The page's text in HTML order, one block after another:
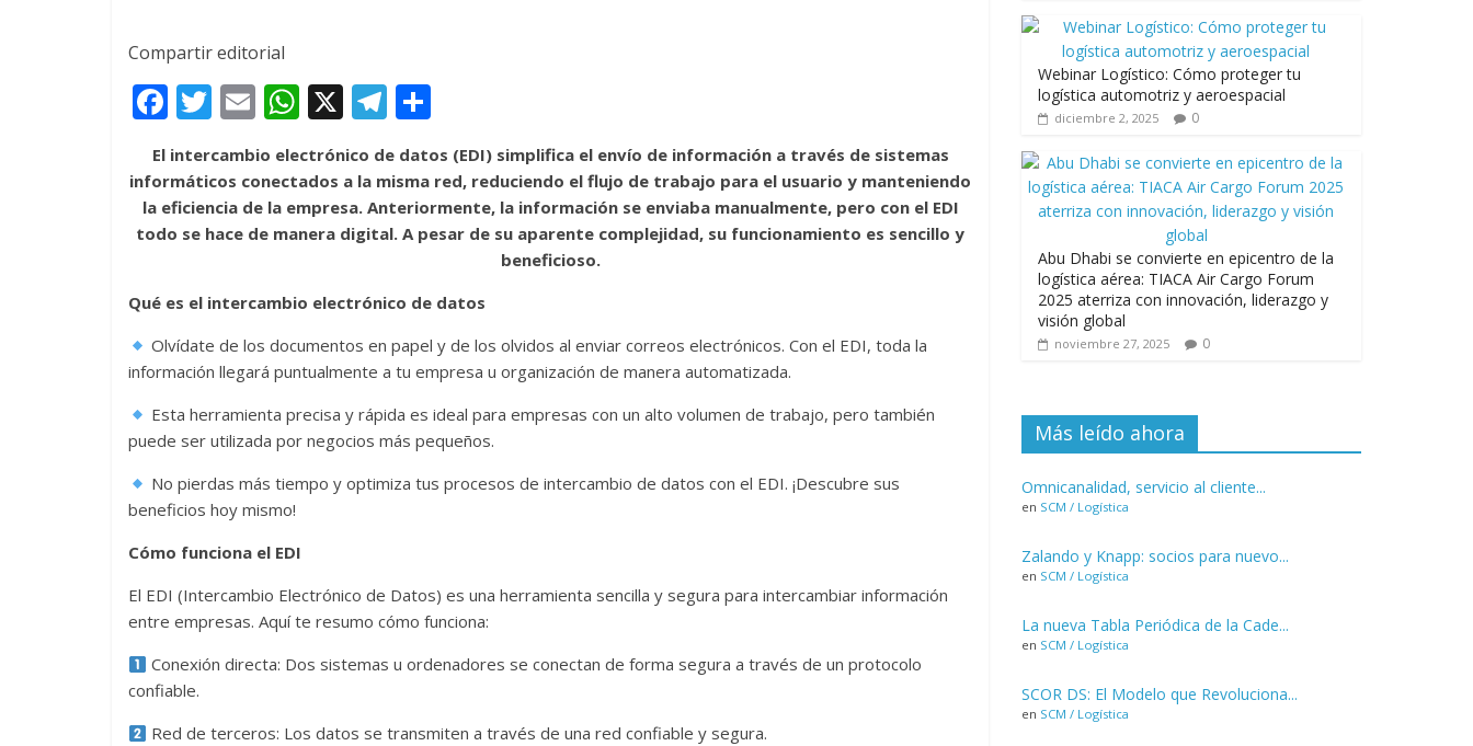
Compartir editorial
F
ac
e
b
o
k
T
itt
er
E
m
ai
l
W
at
s
A
p
X T
el
e
gr
a
m
p
ar
r
El intercambio electrónico de datos (EDI) simplifica el envío de información a través de sistemas
informáticos conectados a la misma red, reduciendo el flujo de trabajo para el usuario y manteniendo
la eficiencia de la empresa. Anteriormente, la información se enviaba manualmente, pero con el EDI
todo se hace de manera digital. A pesar de su aparente complejidad, su funcionamiento es sencillo y
beneficioso.
Qué es el intercambio electrónico de datos
Olvídate de los documentos en papel y de los olvidos al enviar correos electrónicos. Con el EDI, toda la
información llegará puntualmente a tu empresa u organización de manera automatizada.
Esta herramienta precisa y rápida es ideal para empresas con un alto volumen de trabajo, pero también
puede ser utilizada por negocios más pequeños.
No pierdas más tiempo y optimiza tus procesos de intercambio de datos con el EDI. ¡Descubre sus
beneficios hoy mismo!
Cómo funciona el EDI
El EDI (Intercambio Electrónico de Datos) es una herramienta sencilla y segura para intercambiar información
entre empresas. Aquí te resumo cómo funciona:
Conexión directa: Dos sistemas u ordenadores se conectan de forma segura a través de un protocolo
confiable.
Red de terceros: Los datos se transmiten a través de una red confiable y segura.
Webinar Logístico: Cómo proteger tu
logística automotriz y aeroespacial
diciembre 2, 2025 0
Abu Dhabi se convierte en epicentro de la
logística aérea: TIACA Air Cargo Forum
2025 aterriza con innovación, liderazgo y
visión global
noviembre 27, 2025 0
Más leído ahora
Omnicanalidad, servicio al cliente...
en SCM / Logística
Zalando y Knapp: socios para nuevo...
en SCM / Logística
La nueva Tabla Periódica de la Cade...
en SCM / Logística
SCOR DS: El Modelo que Revoluciona...
en SCM / Logística